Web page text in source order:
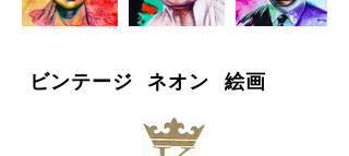
ビンテージ ネオン 絵画